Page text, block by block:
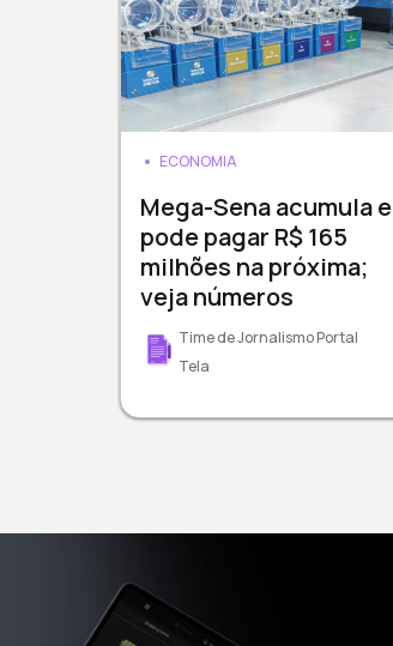
ECONOMIA
Mega-Sena acumula e
pode pagar R$ 165
milhões na próxima;
veja números
Time de Jornalismo Portal
Tela